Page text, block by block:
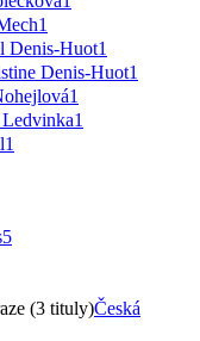
1
Denis-Huot1
Denis-Huot1
1
1
1
5
(3 tituly)Česká